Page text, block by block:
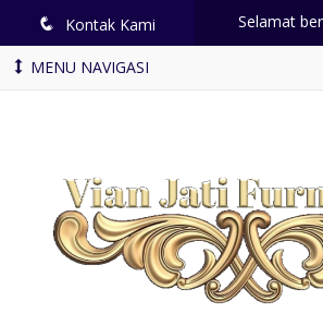
q Kontak Kami Selamat
MENU NAVIGASI